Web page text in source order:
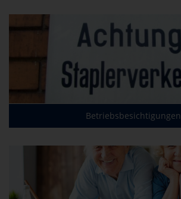
Betriebsbesichtigungen